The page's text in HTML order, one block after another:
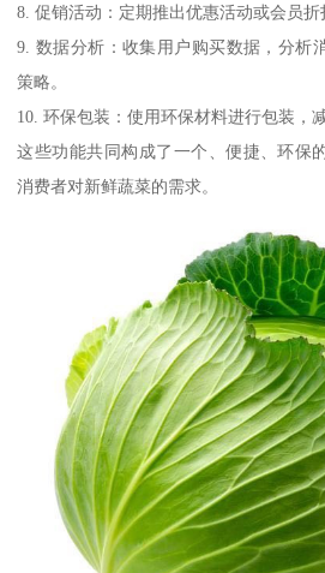
8. 促销活动：定期推出优惠活动或会员折
9. 数据分析：收集用户购买数据，分析
策略。
10. 环保包装：使用环保材料进行包装，
这些功能共同构成了一个、便捷、环保
消费者对新鲜蔬菜的需求。